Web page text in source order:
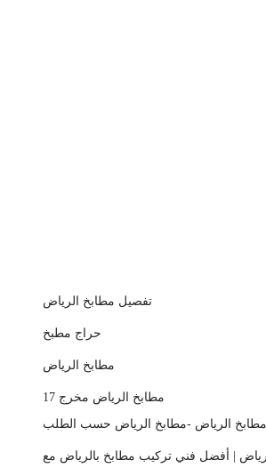
تفصيل مطابخ الرياض
حراج مطبخ
مطابخ الرياض
مطابخ الرياض مخرج 17
الرياض -مطابخ الرياض حسب الطلب
| أفضل فني تركيب مطابخ بالرياض مع